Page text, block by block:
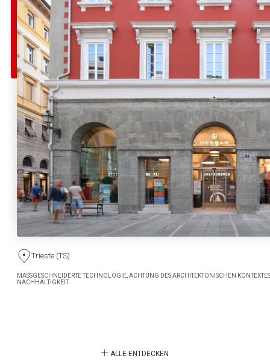
Trieste (TS)
MASSGESCHNEIDERTE TECHNOLOGIE, ACHTUNG DES ARCHITEKTONISCHEN
NACHHALTIGKEIT.
ALLE ENTDECKEN